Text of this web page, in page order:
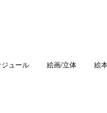
ュール 絵画/立体 絵